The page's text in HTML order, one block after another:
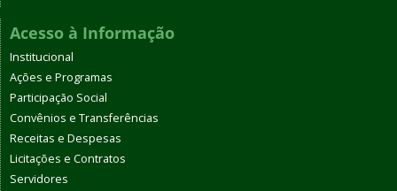
Acesso à Informação
Institucional
Ações e Programas
Participação Social
Convênios e Transferências
Receitas e Despesas
Licitações e Contratos
Servidores